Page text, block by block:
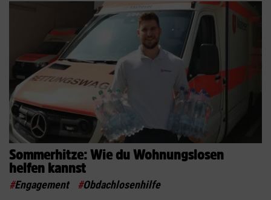
Sommerhitze: Wie du Wohnungslosen
helfen kannst
#Engagement #Obdachlosenhilfe